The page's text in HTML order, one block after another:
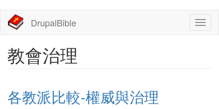
主
DrupalBible
教會治理
各教派比較-權威與治理